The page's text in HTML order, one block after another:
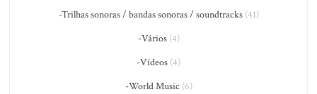
-Trilhas sonoras / bandas sonoras / soundtracks(41)
-Vários(4)
-Vídeos (4)
-World Music (6)